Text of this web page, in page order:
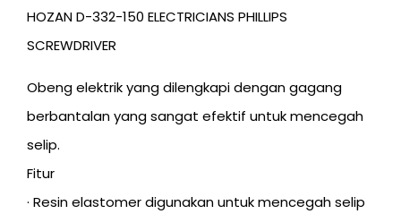
HOZAN D-332-150 ELECTRICIANS PHILLIPS
SCREWDRIVER
Obeng elektrik yang dilengkapi dengan gagang
berbantalan yang sangat efektif untuk mencegah
selip.
Fitur
· Resin elastomer digunakan untuk mencegah selip